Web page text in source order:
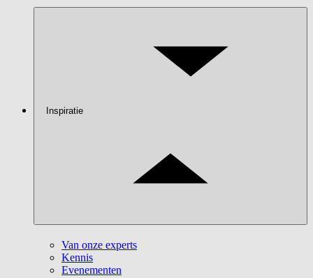
Inspiratie
Van onze experts
Kennis
Evenementen